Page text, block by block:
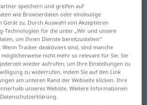
Wörterbuch bremenita
Übersetzung für
Deutsch Übersetzung
speichern und greifen auf
wie Browserdaten oder eindeutige
Gerät zu. Durch Auswahl von Akzeptieren
Technologien für die unter „Wir und unsere
um Ihnen Dienste bereitzustellen“
Tracker deaktiviert sind, sind manche
nicht mehr so relevant für Sie. Sie
wieder aufrufen, um Ihre Einstellungen zu
zu widerrufen, indem Sie auf den Link
am unteren Rand der Webseite klicken. Ihre
unseres Website. Weitere Informationen